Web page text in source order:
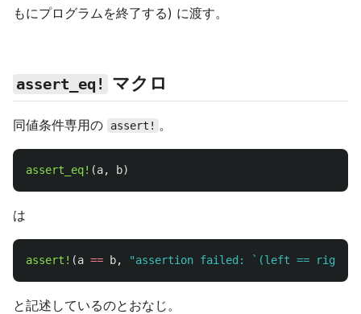
もにプログラムを終了する) に渡す。
assert_eq! マクロ
同値条件専用の assert! 。
assert_eq! (a, b)
は
assert! (a == b, "assertion failed: `(left ==
と記述しているのとおなじ。